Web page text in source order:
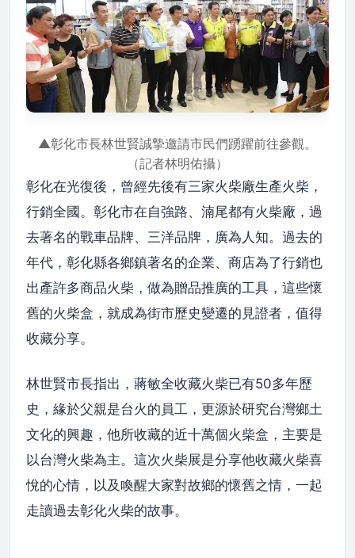
▲彰化市長林世賢誠摯邀請市民們踴躍前往參觀。
（記者林明佑攝）
彰化在光復後，曾經先後有三家火柴廠生產火柴，
行銷全國。彰化市在自強路、湳尾都有火柴廠，過
去著名的戰車品牌、三洋品牌，廣為人知。過去的
年代，彰化縣各鄉鎮著名的企業、商店為了行銷也
出產許多商品火柴，做為贈品推廣的工具，這些懷
舊的火柴盒，就成為街市歷史變遷的見證者，值得
收藏分享。
林世賢市長指出，蔣敏全收藏火柴已有50多年歷
史，緣於父親是台火的員工，更源於研究台灣鄉土
文化的興趣，他所收藏的近十萬個火柴盒，主要是
以台灣火柴為主。這次火柴展是分享他收藏火柴喜
悅的心情，以及喚醒大家對故鄉的懷舊之情，一起
走讀過去彰化火柴的故事。